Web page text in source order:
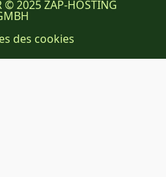
© 2025 ZAP-HOSTING
des cookies